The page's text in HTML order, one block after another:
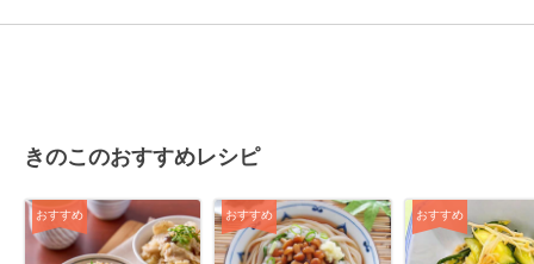
きのこのおすすめレシピ
おすすめ おすすめ おすすめ